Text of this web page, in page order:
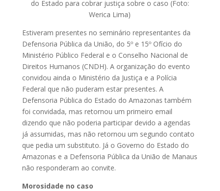
do Estado para cobrar justiça sobre o caso (Foto:
Werica Lima)
Estiveram presentes no seminário representantes da
Defensoria Pública da União, do 5º e 15º Ofício do
Ministério Público Federal e o Conselho Nacional de
Direitos Humanos (CNDH). A organização do evento
convidou ainda o Ministério da Justiça e a Polícia
Federal que não puderam estar presentes. A
Defensoria Pública do Estado do Amazonas também
foi convidada, mas retornou um primeiro email
dizendo que não poderia participar devido a agendas
já assumidas, mas não retornou um segundo contato
que pedia um substituto. Já o Governo do Estado do
Amazonas e a Defensoria Pública da União de Manaus
não responderam ao convite.
Morosidade no caso